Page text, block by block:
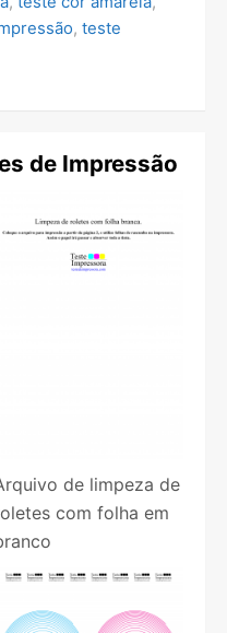
, teste
de Impressão
de limpeza de
com folha em